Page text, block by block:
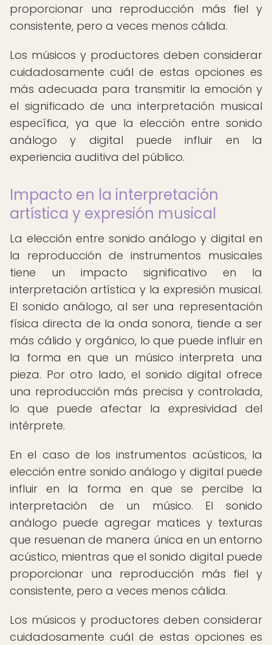
proporcionar una reproducción más fiel y
consistente, pero a veces menos cálida.
Los músicos y productores deben considerar
cuidadosamente cuál de estas opciones es
más adecuada para transmitir la emoción y
el significado de una interpretación musical
específica, ya que la elección entre sonido
análogo y digital puede influir en la
experiencia auditiva del público.
Impacto en la interpretación
artística y expresión musical
La elección entre sonido análogo y digital en
la reproducción de instrumentos musicales
tiene un impacto significativo en la
interpretación artística y la expresión musical.
El sonido análogo, al ser una representación
física directa de la onda sonora, tiende a ser
más cálido y orgánico, lo que puede influir en
la forma en que un músico interpreta una
pieza. Por otro lado, el sonido digital ofrece
una reproducción más precisa y controlada,
lo que puede afectar la expresividad del
intérprete.
En el caso de los instrumentos acústicos, la
elección entre sonido análogo y digital puede
influir en la forma en que se percibe la
interpretación de un músico. El sonido
análogo puede agregar matices y texturas
que resuenan de manera única en un entorno
acústico, mientras que el sonido digital puede
proporcionar una reproducción más fiel y
consistente, pero a veces menos cálida.
Los músicos y productores deben considerar
cuidadosamente cuál de estas opciones es